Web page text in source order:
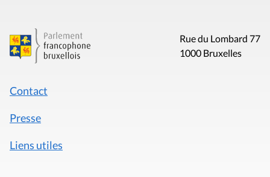
Rue du Lombard 77
1000 Bruxelles
Contact
Presse
Liens utiles